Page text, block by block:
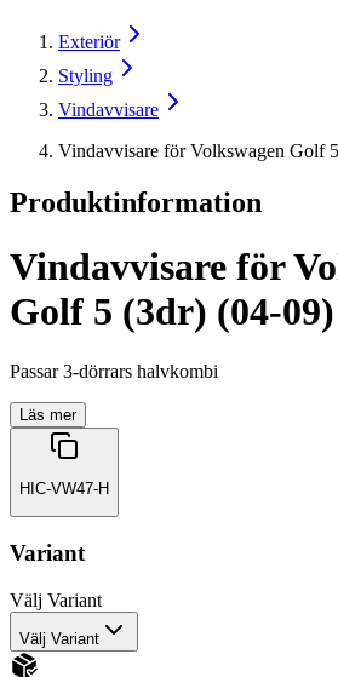
Exteriör
Styling
Vindavvisare
Vindavvisare för Volkswagen Golf
Produktinformation
Vindavvisare för
Golf 5 (3dr) (04-09)
Passar 3-dörrars halvkombi
Läs mer
HIC-VW47-H
Variant
Välj Variant
Välj Variant